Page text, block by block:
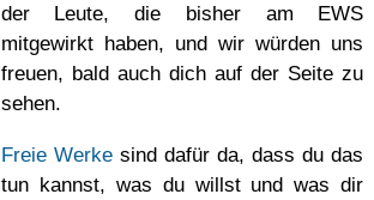
der Leute, die bisher am EWS
mitgewirkt haben, und wir würden uns
freuen, bald auch dich auf der Seite zu
sehen.
Freie Werkesind dafür da, dass du das
tun kannst, was du willst und was dir